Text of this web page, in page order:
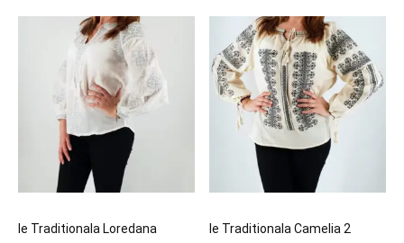
Ie Traditionala Loredana Ie Traditionala Camelia 2